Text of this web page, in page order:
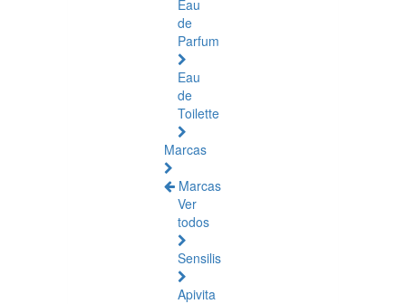
Eau
de
Parfum
Eau
de
Toilette
Marcas
Marcas
Ver
todos
Sensilis
Apivita